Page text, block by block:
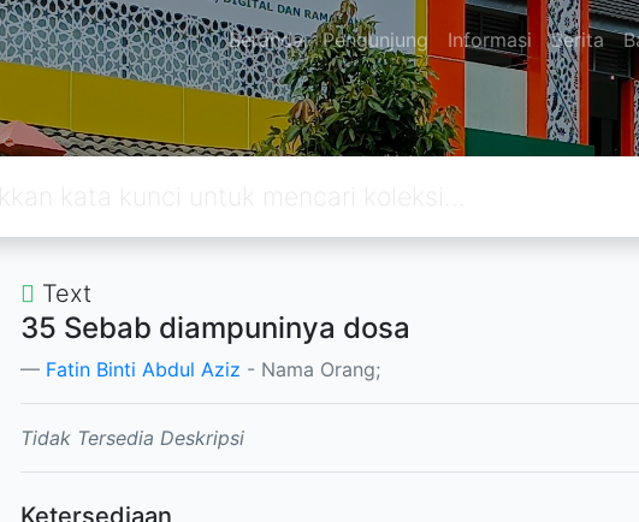
Beranda Pengunjung Informasi Berita
Text
35 Sebab diampuninya dosa
Fatin Binti Abdul Aziz - Nama Orang;
Tidak Tersedia Deskripsi
Ketersediaan